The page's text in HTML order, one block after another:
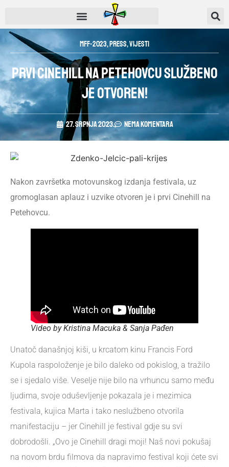
MFF-2023,Press,Vijesti
Prvi Cinehill na Petehovcu službeno
je otvoren!
27. srpnja 2023. Nema komentara
Nakon završetka motovunskog izdanja festivala, uz
gromoglasan aplauz i uzvike otvoren je i prvi Cinehill na
Petehovcu.
Video by Kristina Macuka & Sanja Pađen
Unatoč današnjoj kiši, u krcatom kinu Francis Ford
Kupola raspoloženje je bilo daleko od pokislog, a tražilo
se i sjedalo više. Veselje nije bilo na vrhuncu samo među
ljudima, svoje oduševljenje pokazala je i mezimica
festivala, kujica Marta i tako neslužbeno otvorila
manifestaciju – jer Cinehill je festival gdje su svi
dobrodošli. „Ovo je Cinehill dragi moji! Naš novi pokušaj
na novom brdu filmova da napravimo festival koji ćete svi